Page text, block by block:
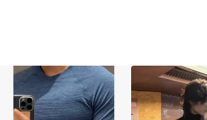
購物ETMall，將無法獲得點數回饋。 5. 點數回
動時開放「回饋無上限」)，以同一訂單中同一
購物ETMall銷售網頁不符，以銷售網頁標示為
服洽詢；若超過180天(含)以上進行申訴，恕無法
品。各點數紅包之適用商品與使用條件請依點數